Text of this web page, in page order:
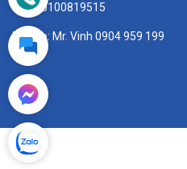
MST: 0100819515
Hotline: Mr. Vinh 0904 959 199